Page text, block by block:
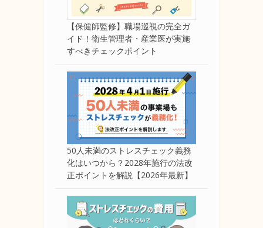
【保健師監修】職場巡視の完全ガ
イド！衛生管理者・産業医が実施
すべきチェックポイント
50人未満のストレスチェック義務
化はいつから？2028年施行の法改
正ポイントを解説【2026年最新】